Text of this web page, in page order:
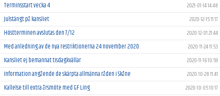
Terminsstart vecka 4 2021-01-14 14:48
Julstängt på kansliet 2020-12-15 11:17
Höstterminen avslutas den 7/12 2020-12-01 21:44
Med anledning av de nya restriktionerna 24 november 2020. 2020-11-24 11:53
Kansliet ej bemannat tisdagkvällar 2020-11-16 10:59
Information angående de skärpta allmänna råden i Skåne 2020-10-28 11:41
Kallelse till extra årsmöte med GF Ling 2020-10-05 10:17